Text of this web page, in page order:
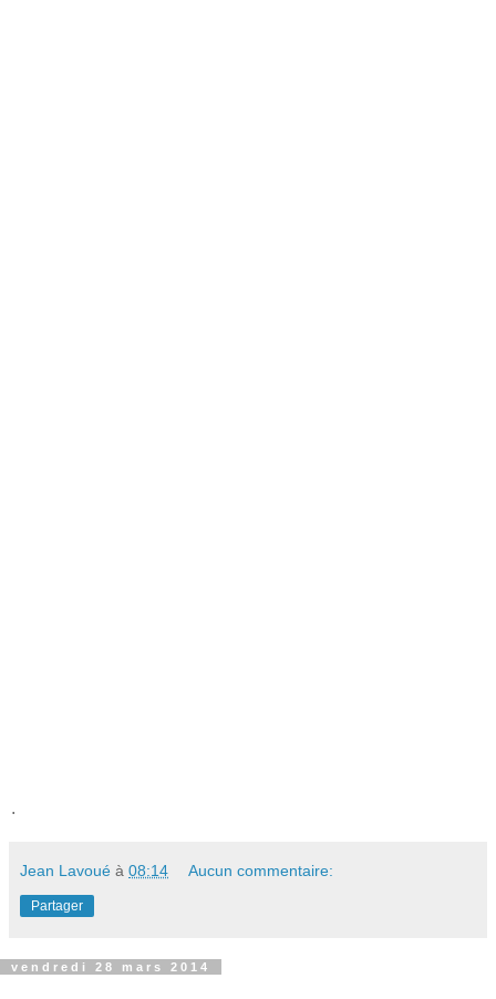
.
Jean Lavoué à 08:14 Aucun commentaire:
Partager
vendredi 28 mars 2014